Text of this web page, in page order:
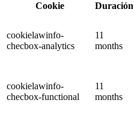
Cookie
Duración
cookielawinfo-
checbox-analytics
11
months
cookielawinfo-
checbox-functional
11
months